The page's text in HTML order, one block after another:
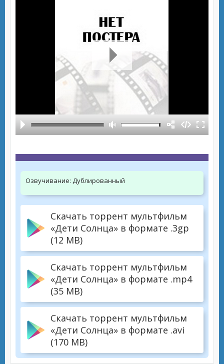
Озвучивание: Дублированный
Скачать торрент мультфильм
«Дети Солнца» в формате .3gp
(12 MB)
Скачать торрент мультфильм
«Дети Солнца» в формате .mp4
(35 MB)
Скачать торрент мультфильм
«Дети Солнца» в формате .avi
(170 MB)